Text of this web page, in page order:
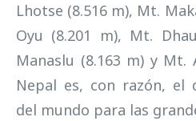
Lhotse (8.516 m), Mt.
Oyu (8.201 m), Mt.
Manaslu (8.163 m) y Mt.
Nepal es, con razón, el
del mundo para las